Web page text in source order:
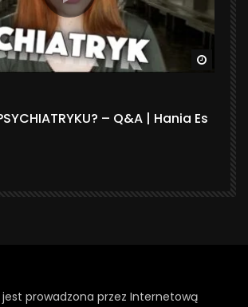
– Q&A | Hania Es
jest prowadzona przez Internetową